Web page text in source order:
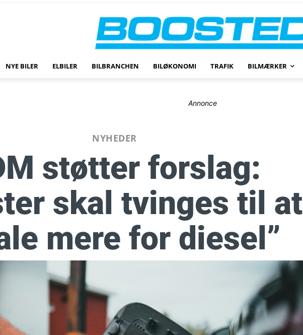
NYE BILER ELBILER BILBRANCHEN BILØKONOMI TRAFIK BILMÆRKER
Annonce
NYHEDER
støtter forslag:
skal tvinges til at
mere for diesel”